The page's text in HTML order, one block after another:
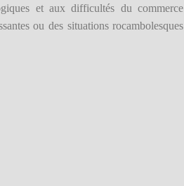
et aux difficultés du commerce
ou des situations rocambolesques